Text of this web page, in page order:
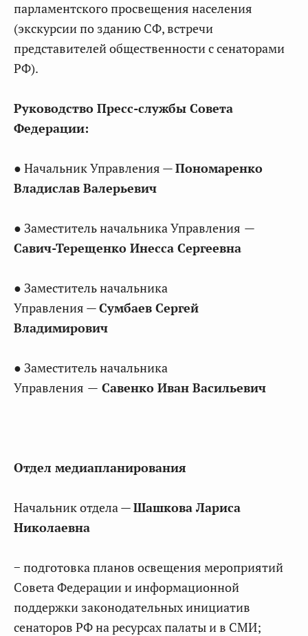
парламентского просвещения населения
(экскурсии по зданию СФ, встречи
представителей общественности с сенаторами
РФ).
Руководство Пресс-службы Совета
Федерации:
● Начальник Управления —Пономаренко
Владислав Валерьевич
● Заместитель начальника Управления —
Савич-Терещенко Инесса Сергеевна
● Заместитель начальника
Управления —Сумбаев Сергей
Владимирович
● Заместитель начальника
Управления — Савенко Иван Васильевич
Отдел медиапланирования
Начальник отдела —Шашкова Лариса
Николаевна
− подготовка планов освещения мероприятий
Совета Федерации и информационной
поддержки законодательных инициатив
сенаторов РФ на ресурсах палаты и в СМИ;